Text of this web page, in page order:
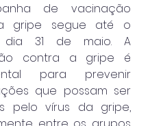
de vacinação
gripe segue até o
dia 31 de maio. A
contra a gripe é
para prevenir
que possam ser
pelo vírus da gripe,